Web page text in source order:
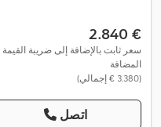
‏2.840 €
سعر ثابت بالإضافة إلى ضريبة القيمة
المضافة
(‏3.380 € إجمالي)
اتصل